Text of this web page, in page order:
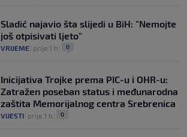
Sladić najavio šta slijedi u BiH: "Nemojte
još otpisivati ljeto"
VRIJEME prije 1 h 0
Inicijativa Trojke prema PIC-u i OHR-u:
Zatražen poseban status i međunarodna
zaštita Memorijalnog centra Srebrenica
VIJESTI prije 1 h 0